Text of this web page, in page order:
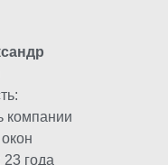
компании
года